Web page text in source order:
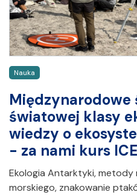
Nauka
Międzynarodowe
światowej klasy
wiedzy o
- za nami kurs
Ekologia Antarktyki,
morskiego, znakowanie